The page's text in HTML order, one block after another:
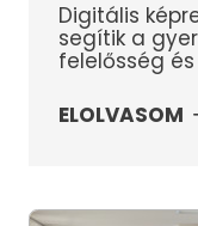
Digitális
segítik a
felelősség
ELOLVASOM